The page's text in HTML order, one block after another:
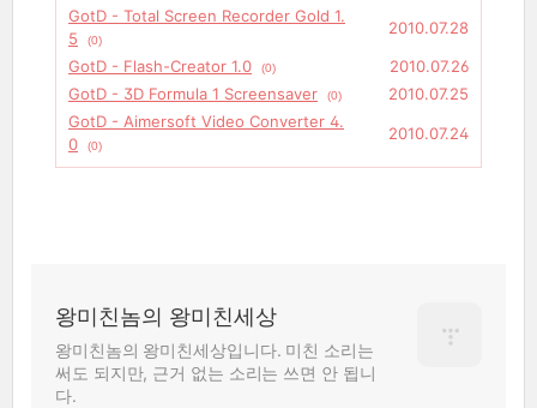
GotD - Total Screen Recorder Gold 1.
5
(0)
2010.07.28
GotD - Flash-Creator 1.0
(0)
2010.07.26
GotD - 3D Formula 1 Screensaver
(0)
2010.07.25
GotD - Aimersoft Video Converter 4.
0
(0)
2010.07.24
왕미친놈의 왕미친세상
왕미친놈의 왕미친세상입니다. 미친 소리는
써도 되지만, 근거 없는 소리는 쓰면 안 됩니
다.